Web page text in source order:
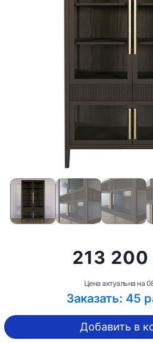
213
Цена актуальна на
Заказать: 45
Добавить в